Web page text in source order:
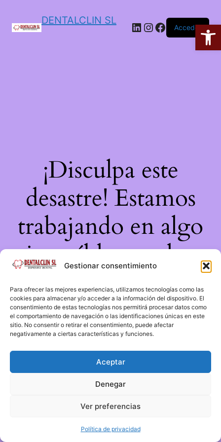
Gestionar consentimiento
Para ofrecer las mejores experiencias, utilizamos tecnologías como las
cookies para almacenar y/o acceder a la información del dispositivo. El
consentimiento de estas tecnologías nos permitirá procesar datos como
el comportamiento de navegación o las identificaciones únicas en este
sitio. No consentir o retirar el consentimiento, puede afectar
negativamente a ciertas características y funciones.
Aceptar
Denegar
Ver preferencias
Política de privacidad
DENTALCLIN SL
Acceder
¡Disculpa este
desastre! Estamos
trabajando en algo
increíble, ¡vuelve
pronto!